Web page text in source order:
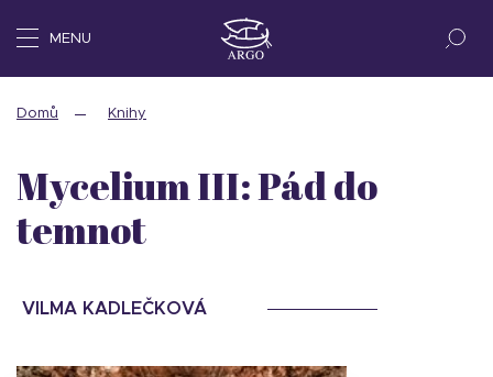
MENU
Domů Knihy
Mycelium III: Pád do
temnot
VILMA KADLEČKOVÁ